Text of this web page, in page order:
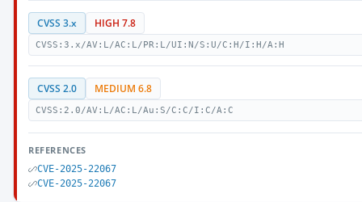
CVSS 3.x HIGH 7.8
CVSS:3.x/AV:L/AC:L/PR:L/UI:N/S:U/C:H/I:H/A:H
CVSS 2.0 MEDIUM 6.8
CVSS:2.0/AV:L/AC:L/Au:S/C:C/I:C/A:C
REFERENCES
CVE-2025-22067
CVE-2025-22067